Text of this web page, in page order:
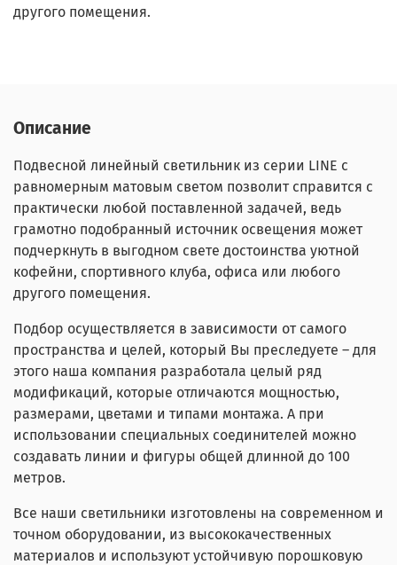
другого помещения.
Описание
Подвесной линейный светильник из серии LINE с
равномерным матовым светом позволит справится с
практически любой поставленной задачей, ведь
грамотно подобранный источник освещения может
подчеркнуть в выгодном свете достоинства уютной
кофейни, спортивного клуба, офиса или любого
другого помещения.
Подбор осуществляется в зависимости от самого
пространства и целей, который Вы преследуете – для
этого наша компания разработала целый ряд
модификаций, которые отличаются мощностью,
размерами, цветами и типами монтажа. А при
использовании специальных соединителей можно
создавать линии и фигуры общей длинной до 100
метров.
Все наши светильники изготовлены на современном и
точном оборудовании, из высококачественных
материалов и используют устойчивую порошковую